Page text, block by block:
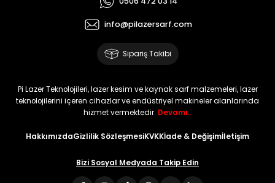
info@pilazersarf.com
Sipariş Takibi
Pi Lazer Teknolojileri, lazer kesim ve kaynak sarf malzemeleri, lazer
teknolojilerini içeren cihazlar ve endüstriyel makineler alanlarında
hizmet vermektedir. Devamı..
HakkımızdaGizlilik SözleşmesiKVKKİade & Değişimİletişim
Bizi Sosyal Medyada Takip Edin